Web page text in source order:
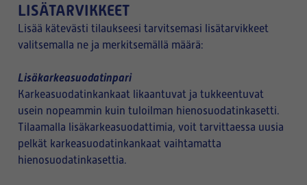
LISÄTARVIKKEET
Lisää kätevästi tilaukseesi tarvitsemasi lisätarvikkeet
valitsemalla ne ja merkitsemällä määrä:
Lisäkarkeasuodatinpari
Karkeasuodatinkankaat likaantuvat ja tukkeentuvat
usein nopeammin kuin tuloilman hienosuodatinkasetti.
Tilaamalla lisäkarkeasuodattimia, voit tarvittaessa uusia
pelkät karkeasuodatinkankaat vaihtamatta
hienosuodatinkasettia.